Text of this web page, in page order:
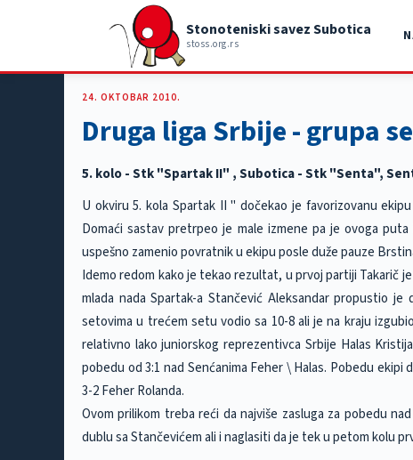
Stonoteniski savez Subotica
stoss.org.rs
24. OKTOBAR 2010.
Druga liga Srbije - grupa
5. kolo - Stk "Spartak II" , Subotica - Stk "Senta",
U okviru 5. kola Spartak II " dočekao je favorizovanu
Domaći sastav pretrpeo je male izmene pa je ovoga
uspešno zamenio povratnik u ekipu posle duže pauze
Idemo redom kako je tekao rezultat, u prvoj partiji Takarič
mlada nada Spartak-a Stančević Aleksandar propustio
setovima u trećem setu vodio sa 10-8 ali je na kraju
relativno lako juniorskog reprezentivca Srbije Halas
pobedu od 3:1 nad Senćanima Feher \ Halas. Pobedu
3-2 Feher Rolanda.
Ovom prilikom treba reći da najviše zasluga za pobedu
dublu sa Stančevićem ali i naglasiti da je tek u petom kolu